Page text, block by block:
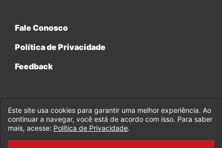
Fale Conosco
Política de Privacidade
Feedback
© 2017-2026 Legado da Marvel, uma empresa da Legado
Enterprises.
Este site usa cookies para garantir uma melhor experiência. Ao
continuar a navegar, você está de acordo com isso. Para saber
mais, acesse: Política de Privacidade.